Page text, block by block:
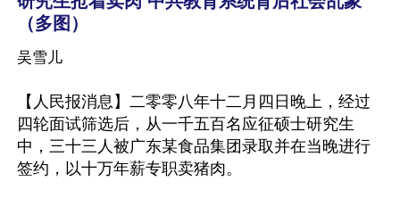
（多图）
吴雪儿
【人民报消息】二零零八年十二月四日晚上，经过
四轮面试筛选后，从一千五百名应征硕士研究生
中，三十三人被广东某食品集团录取并在当晚进行
签约，以十万年薪专职卖猪肉。